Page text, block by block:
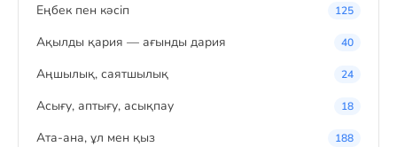
Eңбек пен кәсіп 125
Ақылды қария — ағынды дария 40
Аңшылық, саятшылық 24
Асығу, аптығу, асықпау 18
Ата-ана, ұл мен қыз 188